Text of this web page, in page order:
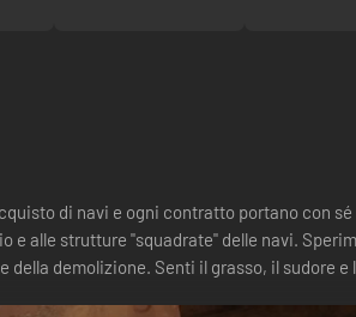
di navi e ogni contratto portano con
alle strutture "squadrate" delle navi.
demolizione. Senti il grasso, il sudore